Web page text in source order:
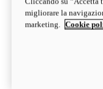
da
new
da
migliorare la
marketing.
Cookie